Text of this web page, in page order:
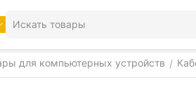
для компьютерных устройств /